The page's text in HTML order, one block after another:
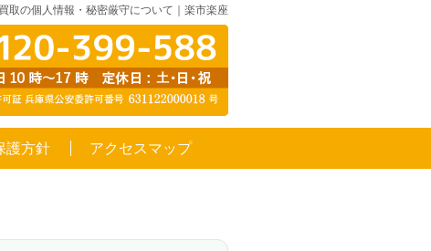
取の個人情報・秘密厳守について｜楽市楽座
護方針 アクセスマップ